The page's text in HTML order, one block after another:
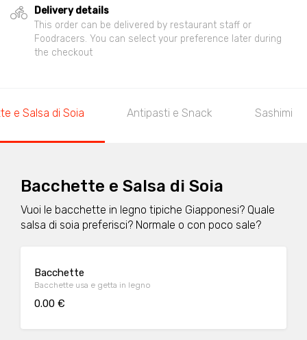
Delivery details
This order can be delivered by restaurant staff or
Foodracers. You can select your preference later during
the checkout
Bacchette e Salsa di Soia Antipasti e Snack
Bacchette e Salsa di Soia
Vuoi le bacchette in legno tipiche Giapponesi? Quale
salsa di soia preferisci? Normale o con poco sale?
Bacchette
Bacchette usa e getta in legno
0.00 €